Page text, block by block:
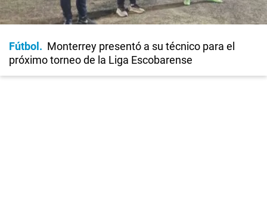
Fútbol
Monterrey presentó a su técnico para el
próximo torneo de la Liga Escobarense